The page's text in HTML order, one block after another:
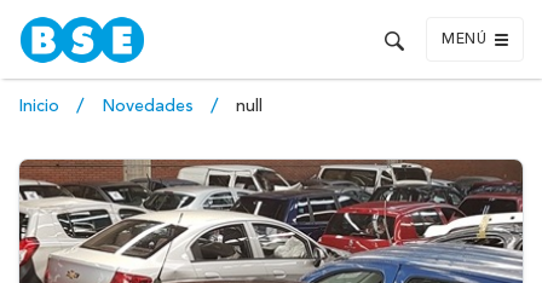
MENÚ
Inicio Novedades null